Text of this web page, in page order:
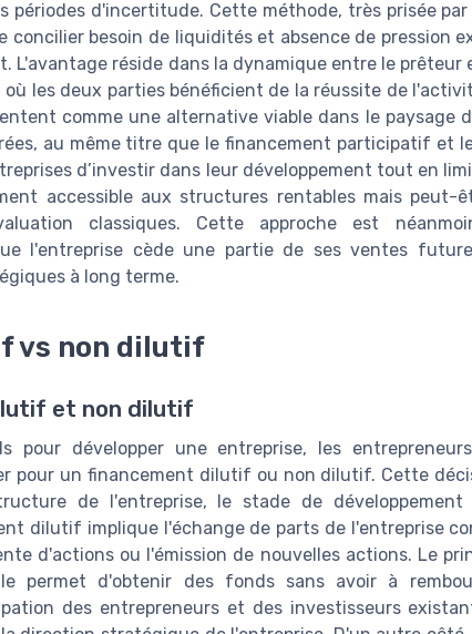
périodes d'incertitude. Cette méthode, très prisée
concilier besoin de liquidités et absence de pression
L'avantage réside dans la dynamique entre le prêteur
les deux parties bénéficient de la réussite de
comme une alternative viable dans le paysage
au même titre que le financement participatif et
d’investir dans leur développement tout en
accessible aux structures rentables mais peut-
classiques. Cette approche est
l'entreprise cède une partie de ses ventes
à long terme.
vs non dilutif
et non dilutif
pour développer une entreprise, les
pour un financement dilutif ou non dilutif. Cette
de l'entreprise, le stade de développement
dilutif implique l'échange de parts de l'entreprise
d'actions ou l'émission de nouvelles actions. Le
permet d'obtenir des fonds sans avoir à
des entrepreneurs et des investisseurs